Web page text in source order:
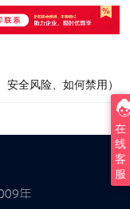
全风险、如何禁用）
在
线
客
服